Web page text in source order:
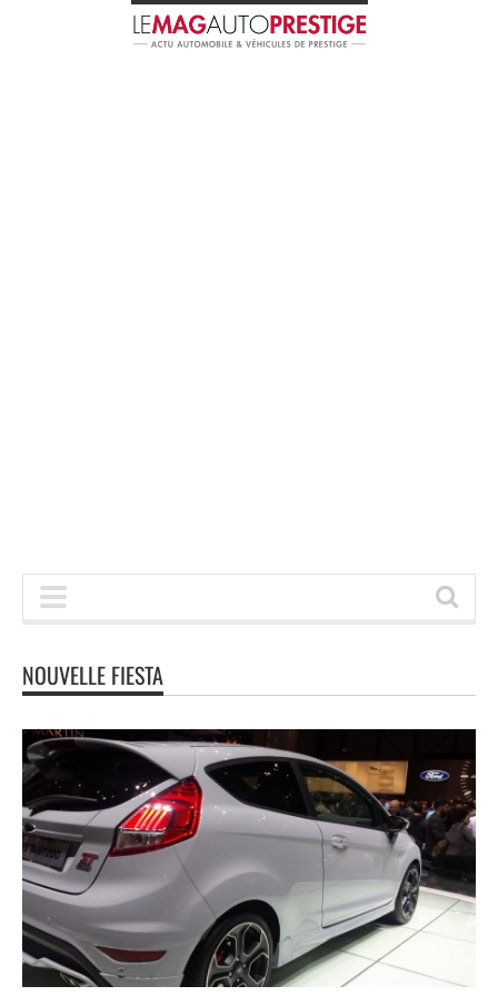
NOUVELLE FIESTA